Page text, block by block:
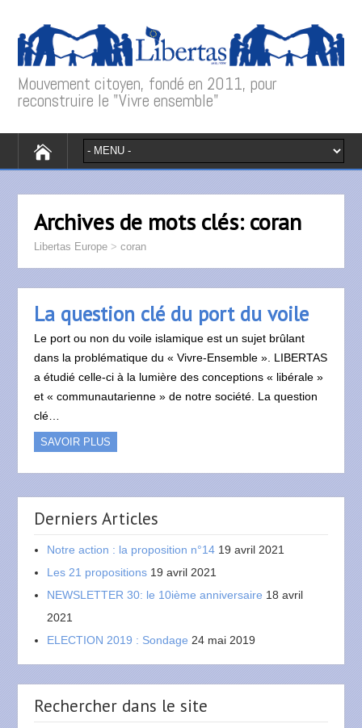
Mouvement citoyen, fondé en 2011, pour
reconstruire le "Vivre ensemble"
Archives de mots clés: coran
Libertas Europe >coran
La question clé du port du voile
Le port ou non du voile islamique est un sujet brûlant
dans la problématique du « Vivre-Ensemble ». LIBERTAS
a étudié celle-ci à la lumière des conceptions « libérale »
et « communautarienne » de notre société. La question
clé…
SAVOIR PLUS
Derniers Articles
Notre action : la proposition n°14 19 avril 2021
Les 21 propositions 19 avril 2021
NEWSLETTER 30: le 10ième anniversaire 18 avril
2021
ELECTION 2019 : Sondage 24 mai 2019
Rechercher dans le site